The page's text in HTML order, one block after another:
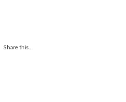
Share this...